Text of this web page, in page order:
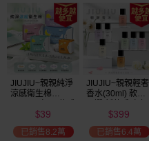
加碼送
JIUJIU~親親純淨
涼感衛生棉
$39
已銷售8.2萬
JIUJIU~親親輕奢
香水(30ml) 款式
市/平替香水/大牌
香水/大牌平替
$399
已銷售6.4萬